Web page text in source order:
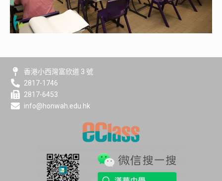
香港小西灣富欣道 3 號
2817-1746
2817-6453
info@honwah.edu.hk